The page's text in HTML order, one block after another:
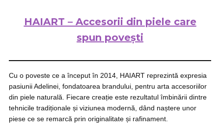
HAIART – Accesorii din piele care
spun povești
Cu o poveste ce a început în 2014, HAIART reprezintă expresia
pasiunii Adelinei, fondatoarea brandului, pentru arta accesoriilor
din piele naturală. Fiecare creație este rezultatul îmbinării dintre
tehnicile tradiționale și viziunea modernă, dând naștere unor
piese ce se remarcă prin originalitate și rafinament.